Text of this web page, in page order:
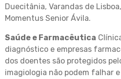
Duecitânia, Varandas de
Momentus Senior Ávila.
Saúde e Farmacêutica
diagnóstico e empresas
dos doentes são protegidos
imagiologia não podem falhar